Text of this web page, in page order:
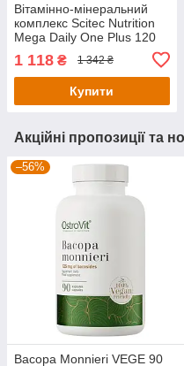
Вітамінно-мінеральний
комплекс Scitec Nutrition
Mega Daily One Plus 120
1 118 ₴ 1 342 ₴
Купити
Акційні пропозиції та
–56%
Bacopa Monnieri VEGE 90